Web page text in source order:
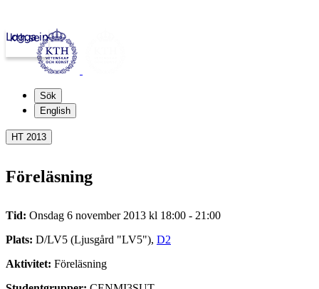
kth.se
Logga in
Sök
English
HT 2013
Föreläsning
Tid: Onsdag 6 november 2013 kl 18:00 - 21:00
Plats: D/LV5 (Ljusgård "LV5"), D2
Aktivitet: Föreläsning